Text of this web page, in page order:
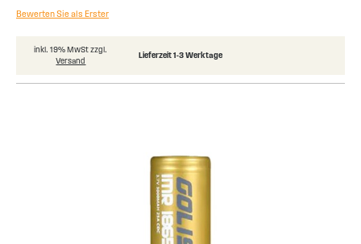
Bewerten Sie als Erster
inkl. 19% MwSt zzgl.
Versand
Lieferzeit 1-3 Werktage